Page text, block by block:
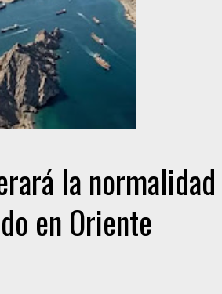
la normalidad
en Oriente